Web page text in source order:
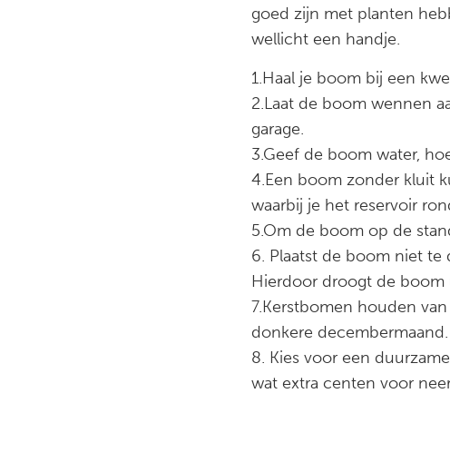
goed zijn met planten
wellicht een handje.
1.Haal je boom bij een
2.Laat de boom wennen
garage.
3.Geef de boom water,
4.Een boom zonder kluit
waarbij je het reservoir
5.Om de boom op de
6. Plaatst de boom niet
Hierdoor droogt de boom
7.Kerstbomen houden
donkere decembermaand.
8. Kies voor een
wat extra centen voor